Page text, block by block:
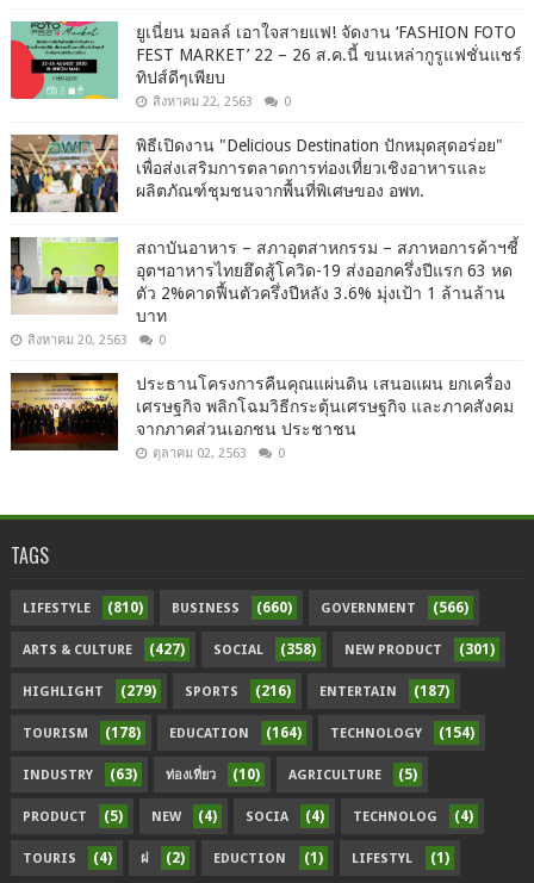
ยูเนี่ยน มอลล์ เอาใจสายแฟ! จัดงาน ‘FASHION FOTO
FEST MARKET’ 22 – 26 ส.ค.นี้ ขนเหล่ากูรูแฟชั่นแชร์
ทิปส์ดีๆเพียบ
สิงหาคม 22, 2563 0
พิธีเปิดงาน "Delicious Destination ปักหมุดสุดอร่อย"
เพื่อส่งเสริมการตลาดการท่องเที่ยวเชิงอาหารและ
ผลิตภัณฑ์ชุมชนจากพื้นที่พิเศษของ อพท.
สถาบันอาหาร – สภาอุตสาหกรรม – สภาหอการค้าฯชี้
อุตฯอาหารไทยฮึดสู้โควิด-19 ส่งออกครึ่งปีแรก 63 หด
ตัว 2%คาดฟื้นตัวครึ่งปีหลัง 3.6% มุ่งเป้า 1 ล้านล้าน
บาท
สิงหาคม 20, 2563 0
ประธานโครงการคืนคุณแผ่นดิน เสนอแผน ยกเครื่อง
เศรษฐกิจ พลิกโฉมวิธีกระตุ้นเศรษฐกิจ และภาคสังคม
จากภาคส่วนเอกชน ประชาชน
ตุลาคม 02, 2563 0
TAGS
LIFESTYLE (810) BUSINESS (660) GOVERNMENT (566)
ARTS & CULTURE (427) SOCIAL (358) NEW PRODUCT (301)
HIGHLIGHT (279) SPORTS (216) ENTERTAIN (187)
TOURISM (178) EDUCATION (164) TECHNOLOGY (154)
INDUSTRY (63) ท่องเที่ยว (10) AGRICULTURE (5)
PRODUCT (5) NEW (4) SOCIA (4) TECHNOLOG (4)
TOURIS (4) ฝ (2) EDUCTION (1) LIFESTYL (1)